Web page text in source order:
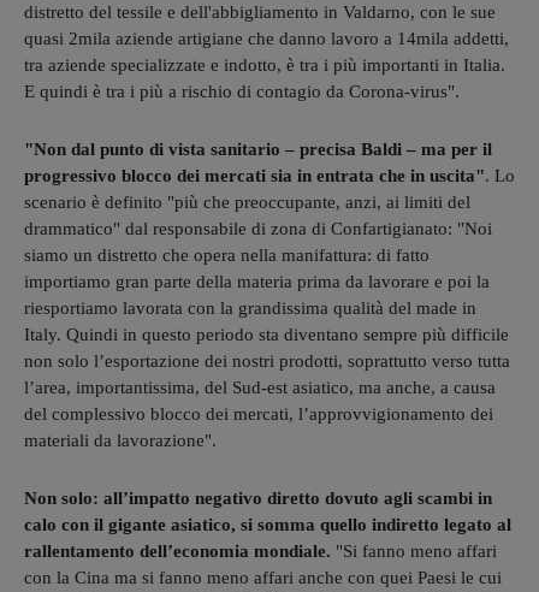
distretto del tessile e dell'abbigliamento in Valdarno, con le sue
quasi 2mila aziende artigiane che danno lavoro a 14mila addetti,
tra aziende specializzate e indotto, è tra i più importanti in Italia.
E quindi è tra i più a rischio di contagio da Corona-virus".
"Non dal punto di vista sanitario – precisa Baldi – ma per il
progressivo blocco dei mercati sia in entrata che in uscita". Lo
scenario è definito "più che preoccupante, anzi, ai limiti del
drammatico" dal responsabile di zona di Confartigianato: "Noi
siamo un distretto che opera nella manifattura: di fatto
importiamo gran parte della materia prima da lavorare e poi la
riesportiamo lavorata con la grandissima qualità del made in
Italy. Quindi in questo periodo sta diventano sempre più difficile
non solo l’esportazione dei nostri prodotti, soprattutto verso tutta
l’area, importantissima, del Sud-est asiatico, ma anche, a causa
del complessivo blocco dei mercati, l’approvvigionamento dei
materiali da lavorazione".
Non solo: all’impatto negativo diretto dovuto agli scambi in
calo con il gigante asiatico, si somma quello indiretto legato al
rallentamento dell’economia mondiale. "Si fanno meno affari
con la Cina ma si fanno meno affari anche con quei Paesi le cui